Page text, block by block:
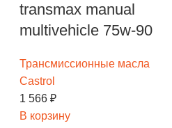
transmax manual
multivehicle 75w-90
Трансмиссионные масла
Castrol
1 566 ₽
В корзину